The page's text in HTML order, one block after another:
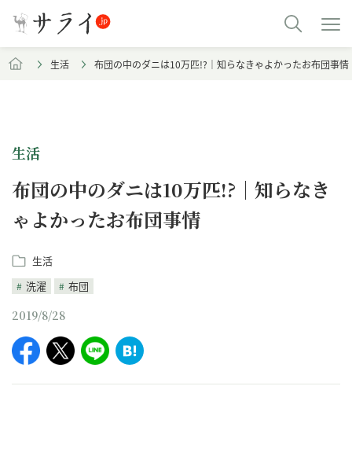
生活 布団の中のダニは10万匹!?｜知らなきゃよかったお布団事情
生活
布団の中のダニは10万匹!?｜知らなき
ゃよかったお布団事情
生活
洗濯
布団
2019/8/28